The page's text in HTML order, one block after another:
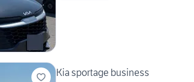
Kia sportage business